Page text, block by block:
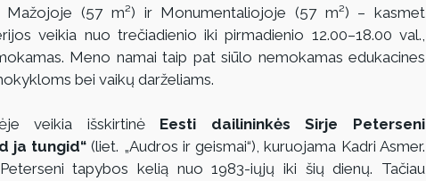
Mažojoje (57 m²) ir Monumentaliojoje (57 m²) – kasmet
veikia nuo trečiadienio iki pirmadienio 12.00–18.00 val.,
Meno namai taip pat siūlo nemokamas edukacines
bei vaikų darželiams.
veikia išskirtinė Eesti dailininkės Sirje Peterseni
ja tungid“ (liet. „Audros ir geismai“), kuruojama Kadri Asmer.
tapybos kelią nuo 1983-iųjų iki šių dienų. Tačiau